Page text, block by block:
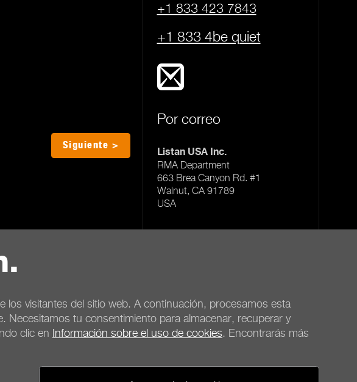
los visitantes del sitio web. A continuación, procesamos esta
Necesitamos tu consentimiento para almacenar, recuperar y
clic en Información sobre el uso de cookies. Encontrarás más
Siguiente >
+1 833 423 7843
+1 833 4be quiet
Por correo
Listan USA Inc.
RMA Department
663 Brea Canyon Rd. #1
Walnut, CA 91789
USA
be quiet!Redes sociales